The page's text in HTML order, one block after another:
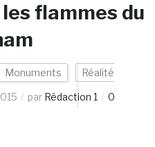
flammes du
Monuments Réalité
par Rédaction 1
0